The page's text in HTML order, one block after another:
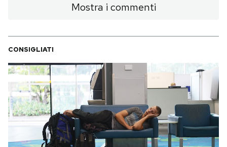
Mostra i commenti
CONSIGLIATI